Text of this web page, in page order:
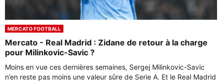
MERCATO FOOTBALL
Mercato - Real Madrid : Zidane de retour à la charge
pour Milinkovic-Savic ?
Moins en vue ces dernières semaines, Sergej Milinkovic-Savic
n’en reste pas moins une valeur sûre de Serie A. Et le Real Madrid